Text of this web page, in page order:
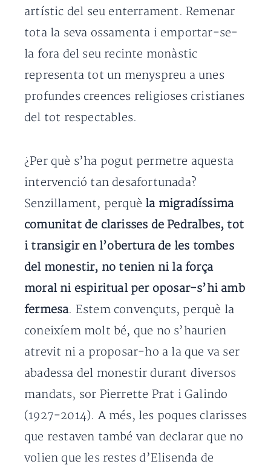
artístic del seu enterrament. Remenar
tota la seva ossamenta i emportar-se-
la fora del seu recinte monàstic
representa tot un menyspreu a unes
profundes creences religioses cristianes
del tot respectables.
¿Per què s’ha pogut permetre aquesta
intervenció tan desafortunada?
Senzillament, perquè la migradíssima
comunitat de clarisses de Pedralbes, tot
i transigir en l’obertura de les tombes
del monestir, no tenien ni la força
moral ni espiritual per oposar-s’hi amb
fermesa. Estem convençuts, perquè la
coneixíem molt bé, que no s’haurien
atrevit ni a proposar-ho a la que va ser
abadessa del monestir durant diversos
mandats, sor Pierrette Prat i Galindo
(1927-2014). A més, les poques clarisses
que restaven també van declarar que no
volien que les restes d’Elisenda de